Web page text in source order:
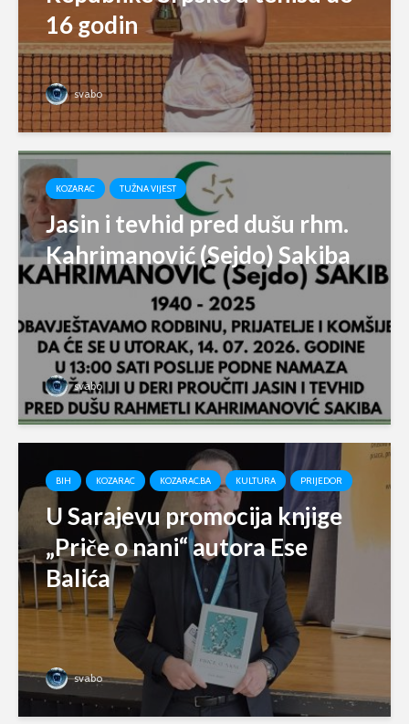
16 godin
svabo
KOZARAC TUŽNA VIJEST
Jasin i tevhid pred dušu rhm.
Kahrimanović (Sejdo) Sakiba
svabo
BIH KOZARAC KOZARAC.BA KULTURA PRIJEDOR
U Sarajevu promocija knjige
„Priče o nani“ autora Ese
Balića
svabo